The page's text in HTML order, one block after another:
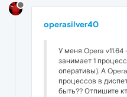
operasilver40
У меня Opera
занимает 1
оперативы). А
процессов в
быть?? Отпишите